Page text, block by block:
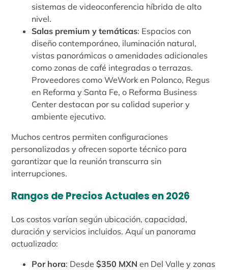
sistemas de videoconferencia híbrida de alto
nivel.
Salas premium y temáticas: Espacios con
diseño contemporáneo, iluminación natural,
vistas panorámicas o amenidades adicionales
como zonas de café integradas o terrazas.
Proveedores como WeWork en Polanco, Regus
en Reforma y Santa Fe, o Reforma Business
Center destacan por su calidad superior y
ambiente ejecutivo.
Muchos centros permiten configuraciones
personalizadas y ofrecen soporte técnico para
garantizar que la reunión transcurra sin
interrupciones.
Rangos de Precios Actuales en 2026
Los costos varían según ubicación, capacidad,
duración y servicios incluidos. Aquí un panorama
actualizado:
Por hora: Desde$350 MXN en Del Valle y zonas